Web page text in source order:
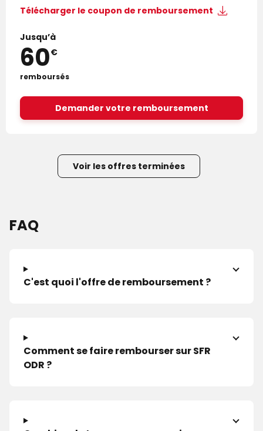
Télécharger le coupon de remboursement
Jusqu’à
60€
remboursés
Demander votre remboursement
Voir les offres terminées
FAQ
C'est quoi l'offre de remboursement ?
Comment se faire rembourser sur SFR
ODR ?